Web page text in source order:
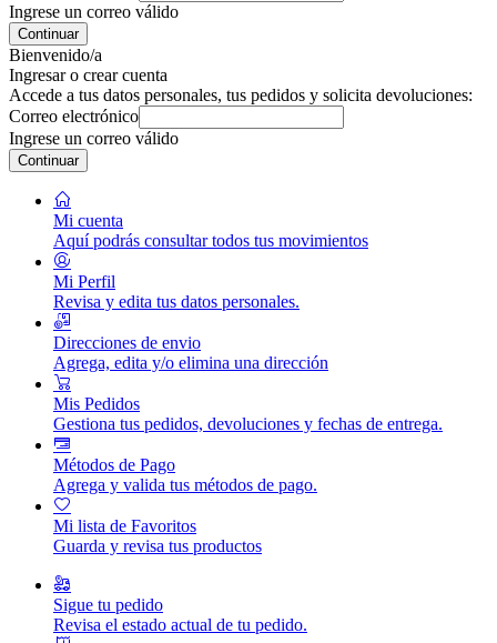
Ingrese un correo válido
Continuar
Bienvenido/a
Ingresar o crear cuenta
Accede a tus datos personales, tus pedidos y solicita devoluciones:
Correo electrónico
Ingrese un correo válido
Continuar
Mi cuenta
Aquí podrás consultar todos tus movimientos
Mi Perfil
Revisa y edita tus datos personales.
Direcciones de envio
Agrega, edita y/o elimina una dirección
Mis Pedidos
Gestiona tus pedidos, devoluciones y fechas de entrega.
Métodos de Pago
Agrega y valida tus métodos de pago.
Mi lista de Favoritos
Guarda y revisa tus productos
Sigue tu pedido
Revisa el estado actual de tu pedido.